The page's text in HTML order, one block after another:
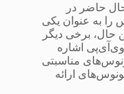
حاضر در
را به عنوان یکی
حال، برخی دیگر
وی‌آی‌پی اشاره
مناسبتی
ارائه